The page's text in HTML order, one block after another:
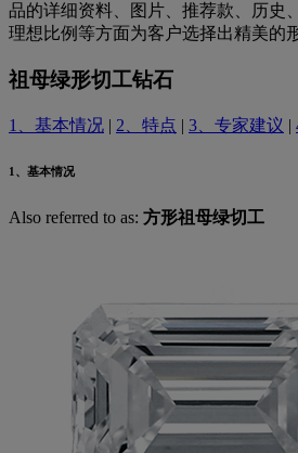
品的详细资料、图片、推荐款、历史
理想比例等方面为客户选择出精美的
祖母绿形切工钻石
1、基本情况 | 2、特点 | 3、专家建议 |
1、基本情况
Also referred to as: 方形祖母绿切工